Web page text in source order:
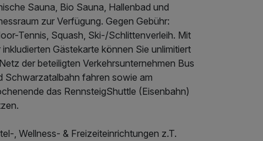
Sauna, Bio Sauna, Hallenbad und
zur Verfügung. Gegen Gebühr:
Tennis, Squash, Ski-/Schlittenverleih. Mit
inkludierten Gästekarte können Sie unlimitiert
der beteiligten Verkehrsunternehmen Bus
Schwarzatalbahn fahren sowie am
das RennsteigShuttle (Eisenbahn)
, Wellness- & Freizeiteinrichtungen z.T.